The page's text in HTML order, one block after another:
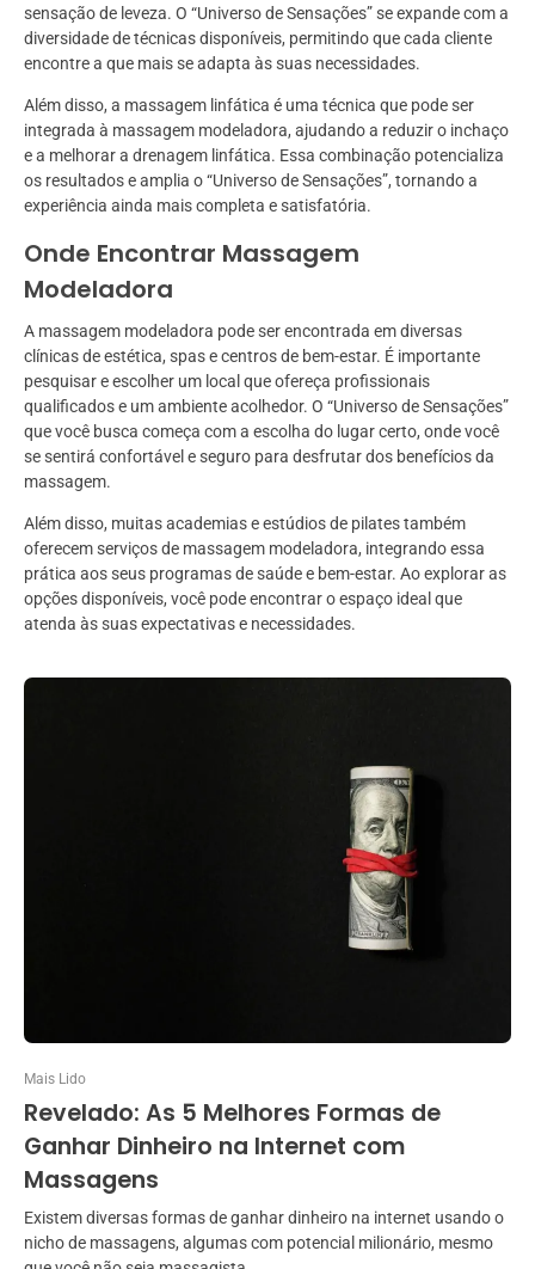
sensação de leveza. O “Universo de Sensações” se expande com a
diversidade de técnicas disponíveis, permitindo que cada cliente
encontre a que mais se adapta às suas necessidades.
Além disso, a massagem linfática é uma técnica que pode ser
integrada à massagem modeladora, ajudando a reduzir o inchaço
e a melhorar a drenagem linfática. Essa combinação potencializa
os resultados e amplia o “Universo de Sensações”, tornando a
experiência ainda mais completa e satisfatória.
Onde Encontrar Massagem
Modeladora
A massagem modeladora pode ser encontrada em diversas
clínicas de estética, spas e centros de bem-estar. É importante
pesquisar e escolher um local que ofereça profissionais
qualificados e um ambiente acolhedor. O “Universo de Sensações”
que você busca começa com a escolha do lugar certo, onde você
se sentirá confortável e seguro para desfrutar dos benefícios da
massagem.
Além disso, muitas academias e estúdios de pilates também
oferecem serviços de massagem modeladora, integrando essa
prática aos seus programas de saúde e bem-estar. Ao explorar as
opções disponíveis, você pode encontrar o espaço ideal que
atenda às suas expectativas e necessidades.
Mais Lido
Revelado: As 5 Melhores Formas de
Ganhar Dinheiro na Internet com
Massagens
Existem diversas formas de ganhar dinheiro na internet usando o
nicho de massagens, algumas com potencial milionário, mesmo